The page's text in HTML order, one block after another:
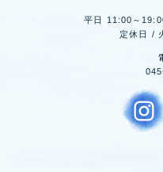
平日 11:00～
定休日 /